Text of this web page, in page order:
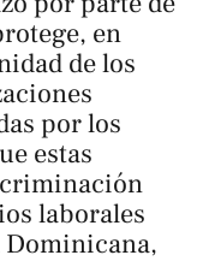
en
de los
por los
estas
laborales